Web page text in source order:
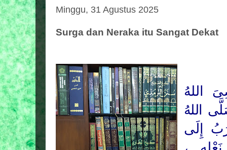
Minggu, 31 Agustus 2025
Surga dan Neraka itu Sangat Dekat
اللهُ
اللهُ
إِلَى